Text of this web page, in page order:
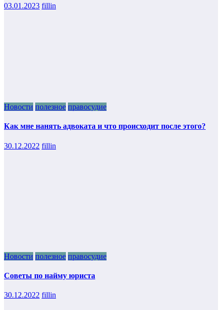
03.01.2023 fillin
Новости полезное правосудие
Как мне нанять адвоката и что происходит после этого?
30.12.2022 fillin
Новости полезное правосудие
Советы по найму юриста
30.12.2022 fillin